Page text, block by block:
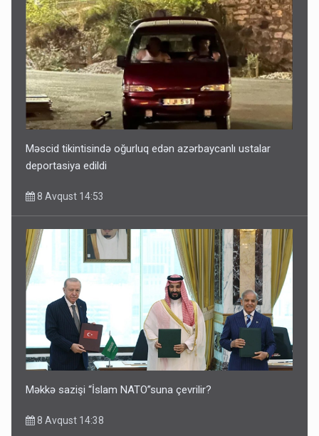
Məscid tikintisində oğurluq edən azərbaycanlı ustalar
deportasiya edildi
8 Avqust 14:53
Məkkə sazişi “İslam NATO”suna çevrilir?
8 Avqust 14:38